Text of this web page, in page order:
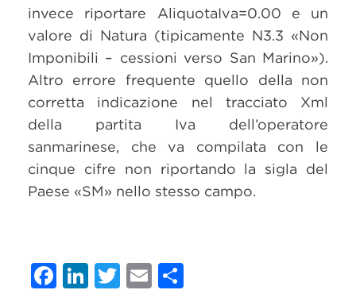
invece riportare AliquotaIva=0.00 e un
valore di Natura (tipicamente N3.3 «Non
Imponibili – cessioni verso San Marino»).
Altro errore frequente quello della non
corretta indicazione nel tracciato Xml
della partita Iva dell’operatore
sanmarinese, che va compilata con le
cinque cifre non riportando la sigla del
Paese «SM» nello stesso campo.
Facebook
LinkedIn
Twitter
Email